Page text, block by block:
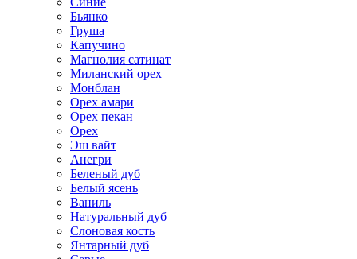
Бьянко
Груша
Капучино
Магнолия сатинат
Миланский орех
Монблан
Орех амари
Орех пекан
Орех
Эш вайт
Анегри
Беленый дуб
Белый ясень
Ваниль
Натуральный дуб
Слоновая кость
Янтарный дуб